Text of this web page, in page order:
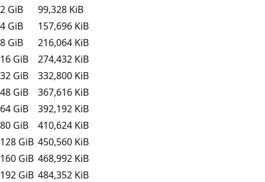
2 GiB
99,328 KiB
4 GiB
157,696 KiB
8 GiB
216,064 KiB
16 GiB
274,432 KiB
32 GiB
332,800 KiB
48 GiB
367,616 KiB
64 GiB
392,192 KiB
80 GiB
410,624 KiB
128 GiB 450,560 KiB
160 GiB 468,992 KiB
192 GiB 484,352 KiB